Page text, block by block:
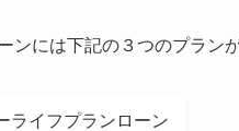
ンには下記の３つのプラン
ライフプランローン